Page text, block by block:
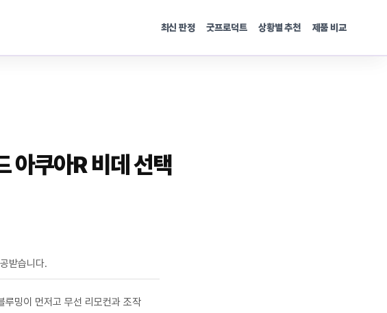
최신 판정 굿프로덕트 상황별 추천 제품 비교
아쿠아R 비데 선택
받습니다.
루밍이 먼저고 무선 리모컨과 조작